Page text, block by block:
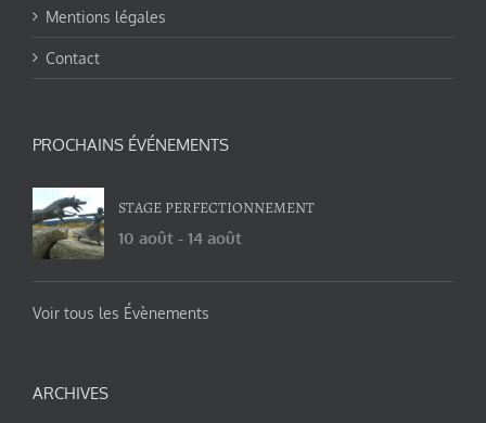
Mentions légales
Contact
PROCHAINS ÉVÉNEMENTS
STAGE PERFECTIONNEMENT
10 août - 14 août
Voir tous les Évènements
ARCHIVES